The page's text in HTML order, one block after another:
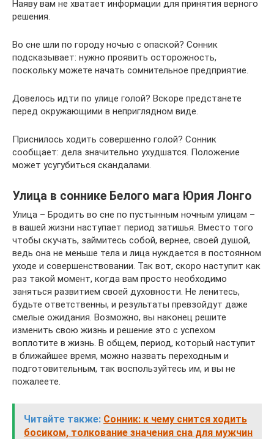
Наяву вам не хватает информации для принятия верного
решения.
Во сне шли по городу ночью с опаской? Сонник
подсказывает: нужно проявить осторожность,
поскольку можете начать сомнительное предприятие.
Довелось идти по улице голой? Вскоре предстанете
перед окружающими в неприглядном виде.
Приснилось ходить совершенно голой? Сонник
сообщает: дела значительно ухудшатся. Положение
может усугубиться скандалами.
Улица в соннике Белого мага Юрия Лонго
Улица – Бродить во сне по пустынным ночным улицам –
в вашей жизни наступает период затишья. Вместо того
чтобы скучать, займитесь собой, вернее, своей душой,
ведь она не меньше тела и лица нуждается в постоянном
уходе и совершенствовании. Так вот, скоро наступит как
раз такой момент, когда вам просто необходимо
заняться развитием своей духовности. Не ленитесь,
будьте ответственны, и результаты превзойдут даже
смелые ожидания. Возможно, вы наконец решите
изменить свою жизнь и решение это с успехом
воплотите в жизнь. В общем, период, который наступит
в ближайшее время, можно назвать переходным и
подготовительным, так воспользуйтесь им, и вы не
пожалеете.
Читайте также: Сонник: к чему снится ходить
босиком, толкование значения сна для мужчин